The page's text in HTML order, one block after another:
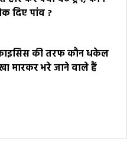
दिए पांव ?
की तरफ कौन धकेल
मारकर भरे जाने वाले हैं